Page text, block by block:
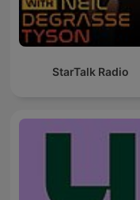
StarTalk Radio